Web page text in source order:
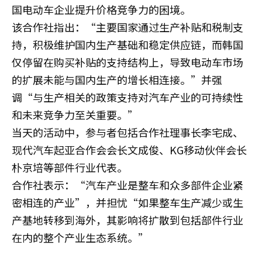
国电动车企业提升价格竞争力的困境。
该合作社指出：“主要国家通过生产补贴和税制支
持，积极维护国内生产基础和稳定供应链，而韩国
仅停留在购买补贴的支持结构上，导致电动车市场
的扩展未能与国内生产的增长相连接。”并强
调“与生产相关的政策支持对汽车产业的可持续性
和未来竞争力至关重要。”
当天的活动中，参与者包括合作社理事长李宅成、
现代汽车起亚合作会会长文成俊、KG移动伙伴会长
朴京培等部件行业代表。
合作社表示：“汽车产业是整车和众多部件企业紧
密相连的产业”，并担忧“如果整车生产减少或生
产基地转移到海外，其影响将扩散到包括部件行业
在内的整个产业生态系统。”